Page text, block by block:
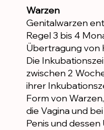
Warzen
Genitalwarzen
Regel 3 bis 4
Übertragung von
Die
zwischen 2
ihrer
Form von
die Vagina und
Penis und